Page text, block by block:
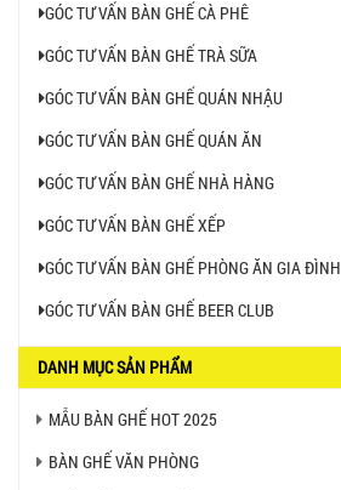
GÓC TƯ VẤN BÀN GHẾ CÀ PHÊ
GÓC TƯ VẤN BÀN GHẾ TRÀ SỮA
GÓC TƯ VẤN BÀN GHẾ QUÁN NHẬU
GÓC TƯ VẤN BÀN GHẾ QUÁN ĂN
GÓC TƯ VẤN BÀN GHẾ NHÀ HÀNG
GÓC TƯ VẤN BÀN GHẾ XẾP
GÓC TƯ VẤN BÀN GHẾ PHÒNG ĂN GIA ĐÌNH
GÓC TƯ VẤN BÀN GHẾ BEER CLUB
DANH MỤC SẢN PHẨM
MẪU BÀN GHẾ HOT 2025
BÀN GHẾ VĂN PHÒNG